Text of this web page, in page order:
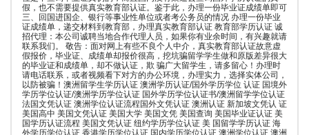
假，也不需要提供真实教育部认证。鉴于此，办理一份毕业证成绩单即可
三、回国进国企、银行等事业性单位或者考公务员的情况 办理一份毕业
证成绩单，递交材料到教育部，办理真实教育部认证 教育部学历认证 诚
招代理：本公司诚聘当地合作代理人员，如果你有业余时间，有兴趣就请
联系我们。 敬告：面对网上有些不良个人中介，真实教育部认证故意虚
假报价，毕业证、成绩单却报价很高，挖坑骗留学学生做和原版差异很大
的毕业证和成绩单，却不做认证，欺 骗广大留学生，请多留心！办理时
请电话联系，或者视频看下对方的办公环境，办理实力，选择实体公司，
以防被骗！澳洲留学生学历认证 澳洲学历认证/国外学历学位 认证 国境外
学历学位认证/澳洲学历学位认证 国外学历学位认证书/澳洲留学学位认证
法国文凭认证 澳洲学位认证流程国外文凭认证 澳洲认证 新加坡文凭认 证
美国高中 美国文凭认证 美国大学 美国文凭 美国查询 美国毕业证认证 美
国学历认证流程 美国文凭认证 纽约学历学位认证 美 国留学学历认证 海